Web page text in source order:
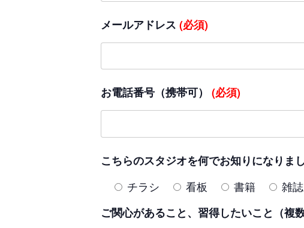
メールアドレス (必須)
お電話番号（携帯可） (必須)
こちらのスタジオを何でお知りになりま
チラシ
看板 書籍 雑誌
ご関心があること、習得したいこと（複数